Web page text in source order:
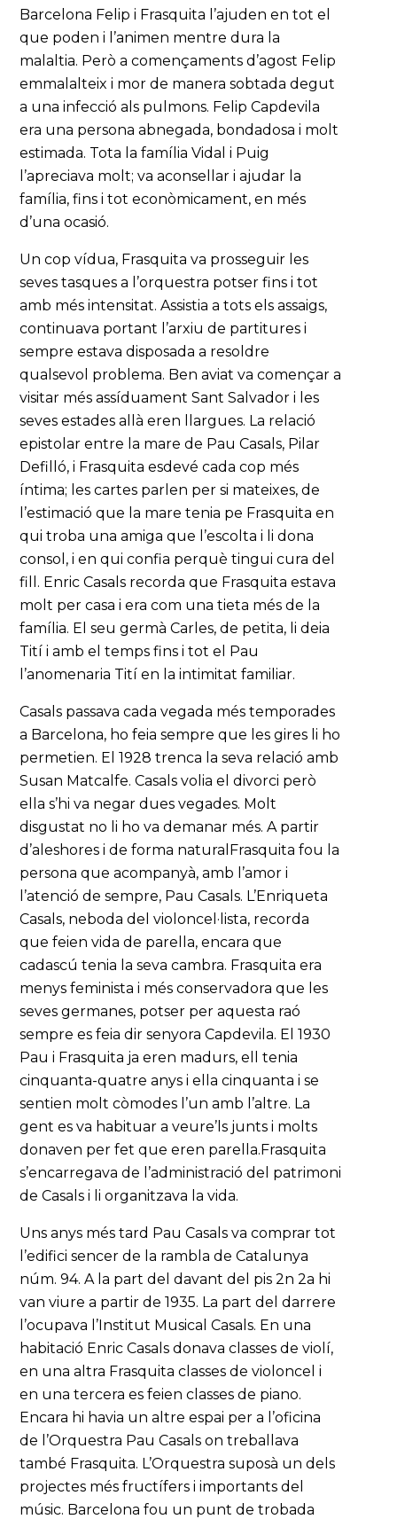
Barcelona Felip i Frasquita l’ajuden en tot el
que poden i l’animen mentre dura la
malaltia. Però a començaments d’agost Felip
emmalalteix i mor de manera sobtada degut
a una infecció als pulmons. Felip Capdevila
era una persona abnegada, bondadosa i molt
estimada. Tota la família Vidal i Puig
l’apreciava molt; va aconsellar i ajudar la
família, fins i tot econòmicament, en més
d’una ocasió.
Un cop vídua, Frasquita va prosseguir les
seves tasques a l’orquestra potser fins i tot
amb més intensitat. Assistia a tots els assaigs,
continuava portant l’arxiu de partitures i
sempre estava disposada a resoldre
qualsevol problema. Ben aviat va començar a
visitar més assíduament Sant Salvador i les
seves estades allà eren llargues. La relació
epistolar entre la mare de Pau Casals, Pilar
Defilló, i Frasquita esdevé cada cop més
íntima; les cartes parlen per si mateixes, de
l’estimació que la mare tenia pe Frasquita en
qui troba una amiga que l’escolta i li dona
consol, i en qui confia perquè tingui cura del
fill. Enric Casals recorda que Frasquita estava
molt per casa i era com una tieta més de la
família. El seu germà Carles, de petita, li deia
Tití i amb el temps fins i tot el Pau
l’anomenaria Tití en la intimitat familiar.
Casals passava cada vegada més temporades
a Barcelona, ho feia sempre que les gires li ho
permetien. El 1928 trenca la seva relació amb
Susan Matcalfe. Casals volia el divorci però
ella s’hi va negar dues vegades. Molt
disgustat no li ho va demanar més. A partir
d’aleshores i de forma naturalFrasquita fou la
persona que acompanyà, amb l’amor i
l’atenció de sempre, Pau Casals. L’Enriqueta
Casals, neboda del violoncel·lista, recorda
que feien vida de parella, encara que
cadascú tenia la seva cambra. Frasquita era
menys feminista i més conservadora que les
seves germanes, potser per aquesta raó
sempre es feia dir senyora Capdevila. El 1930
Pau i Frasquita ja eren madurs, ell tenia
cinquanta-quatre anys i ella cinquanta i se
sentien molt còmodes l’un amb l’altre. La
gent es va habituar a veure’ls junts i molts
donaven per fet que eren parella.Frasquita
s’encarregava de l’administració del patrimoni
de Casals i li organitzava la vida.
Uns anys més tard Pau Casals va comprar tot
l’edifici sencer de la rambla de Catalunya
núm. 94. A la part del davant del pis 2n 2a hi
van viure a partir de 1935. La part del darrere
l’ocupava l’Institut Musical Casals. En una
habitació Enric Casals donava classes de violí,
en una altra Frasquita classes de violoncel i
en una tercera es feien classes de piano.
Encara hi havia un altre espai per a l’oficina
de l’Orquestra Pau Casals on treballava
també Frasquita. L’Orquestra suposà un dels
projectes més fructífers i importants del
músic. Barcelona fou un punt de trobada